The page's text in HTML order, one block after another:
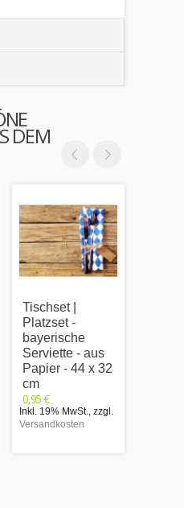
DEM
Tischset |
Platzset -
bayerische
Serviette - aus
Papier - 44 x 32
cm
0,95 €
Inkl. 19% MwSt., zzgl.
Versandkosten